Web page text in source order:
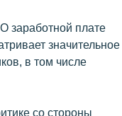
заработной плате
значительное
в том числе
со стороны